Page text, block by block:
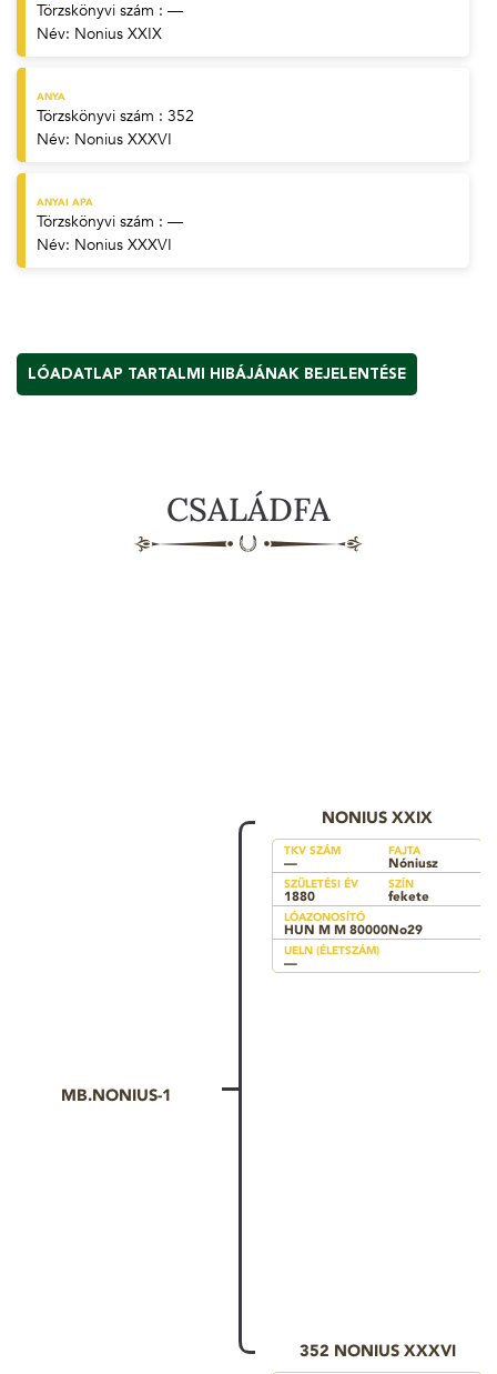
Törzskönyvi szám : —
Név: Nonius XXIX
ANYA
Törzskönyvi szám : 352
Név: Nonius XXXVI
ANYAI APA
Törzskönyvi szám : —
Név: Nonius XXXVI
LÓADATLAP TARTALMI HIBÁJÁNAK BEJELENTÉSE
CSALÁDFA
MB.NONIUS-1
NONIUS XXIX
TKV SZÁM
—
FAJTA
Nóniusz
SZÜLETÉSI ÉV
1880
SZÍN
fekete
LÓAZONOSÍTÓ
HUN M M 80000No29
UELN (ÉLETSZÁM)
—
352 NONIUS XXXVI